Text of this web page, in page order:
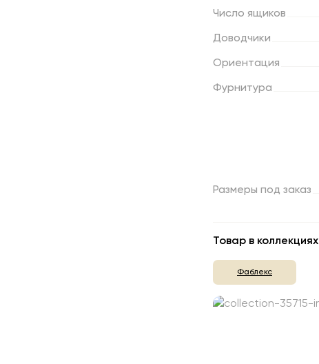
Число ящиков
Доводчики
Ориентация
Фурнитура
Размеры под заказ
Товар в коллекциях
Фаблекс